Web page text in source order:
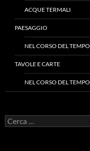
ACQUE TERMALI
PAESAGGIO
NEL CORSO DEL TEMPO
TAVOLE E CARTE
NEL CORSO DEL TEMPO
Ricerca
per: